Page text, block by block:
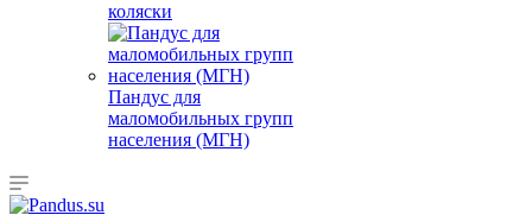
коляски
Пандус для
маломобильных групп
населения (МГН)